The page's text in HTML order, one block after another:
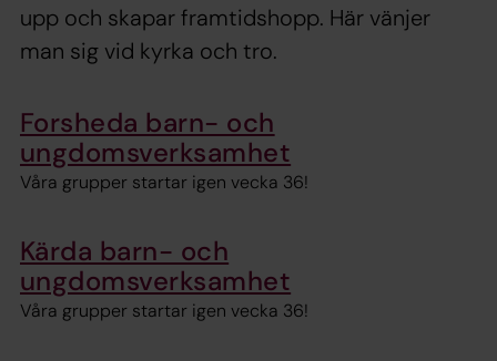
upp och skapar framtidshopp. Här vänjer
man sig vid kyrka och tro.
Forsheda barn- och
ungdomsverksamhet
Våra grupper startar igen vecka 36!
Kärda barn- och
ungdomsverksamhet
Våra grupper startar igen vecka 36!